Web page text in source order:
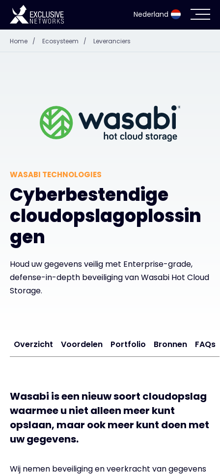
Nederland
Resources
Partner Portal
Exclusive Access Inloggen
Exclusive Access - Meer informatie
Neem contact op met
Home / Ecosysteem / Leveranciers
WASABI TECHNOLOGIES
Cyberbestendige
cloudopslagoplossin
gen
Houd uw gegevens veilig met Enterprise-grade,
defense-in-depth beveiliging van Wasabi Hot Cloud
Storage.
Overzicht Voordelen Portfolio Bronnen FAQs
Wasabi is een nieuw soort cloudopslag
waarmee u niet alleen meer kunt
opslaan, maar ook meer kunt doen met
uw gegevens.
Wij nemen beveiliging en veerkracht van gegevens